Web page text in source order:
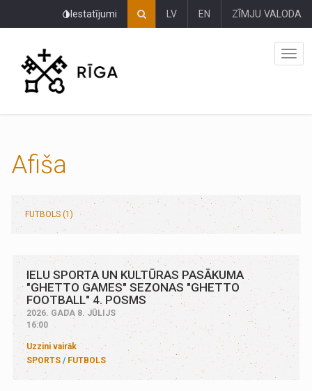
Iestatījumi LV EN ZĪMJU VALODA
Afiša
FUTBOLS (1)
IELU SPORTA UN KULTŪRAS PASĀKUMA
"GHETTO GAMES" SEZONAS "GHETTO
FOOTBALL" 4. POSMS
2026. GADA 8. JŪLIJS
16:00
Uzzini vairāk
SPORTS
FUTBOLS